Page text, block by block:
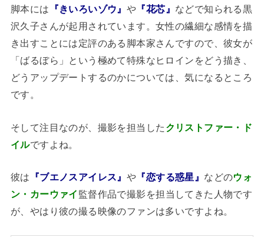
脚本には 『きいろいゾウ』 や 『花芯』 などで知られる黒
沢久子さんが起用されています。女性の繊細な感情を描
き出すことには定評のある脚本家さんですので、彼女が
「ばるぼら」という極めて特殊なヒロインをどう描き、
どうアップデートするのかについては、気になるところ
です。
そして注目なのが、撮影を担当した クリストファー・ド
イルですよね。
彼は 『ブエノスアイレス』 や 『恋する惑星』 などのウォ
ン・カーウァイ 監督作品で撮影を担当してきた人物です
が、やはり彼の撮る映像のファンは多いですよね。